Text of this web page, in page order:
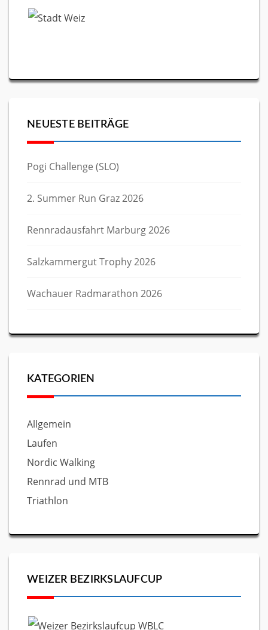
NEUESTE BEITRÄGE
Pogi Challenge (SLO)
2. Summer Run Graz 2026
Rennradausfahrt Marburg 2026
Salzkammergut Trophy 2026
Wachauer Radmarathon 2026
KATEGORIEN
Allgemein
Laufen
Nordic Walking
Rennrad und MTB
Triathlon
WEIZER BEZIRKSLAUFCUP